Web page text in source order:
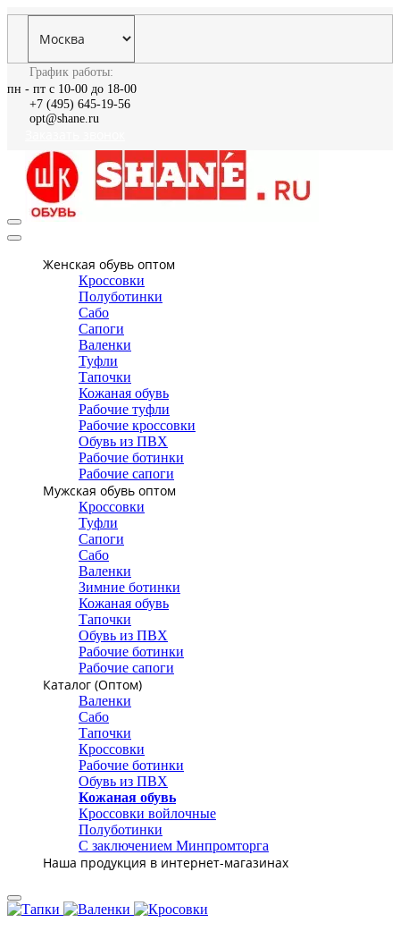
График работы:
пн - пт с 10-00 до 18-00
+7 (495) 645-19-56
opt@shane.ru
Женская обувь оптом
Кроссовки
Полуботинки
Сабо
Сапоги
Валенки
Туфли
Тапочки
Кожаная обувь
Рабочие туфли
Рабочие кроссовки
Обувь из ПВХ
Рабочие ботинки
Рабочие сапоги
Мужская обувь оптом
Кроссовки
Туфли
Сапоги
Сабо
Валенки
Зимние ботинки
Кожаная обувь
Тапочки
Обувь из ПВХ
Рабочие ботинки
Рабочие сапоги
Каталог (Оптом)
Валенки
Сабо
Тапочки
Кроссовки
Рабочие ботинки
Обувь из ПВХ
Кожаная обувь
Кроссовки войлочные
Полуботинки
С заключением Минпромторга
Наша продукция в интернет-магазинах